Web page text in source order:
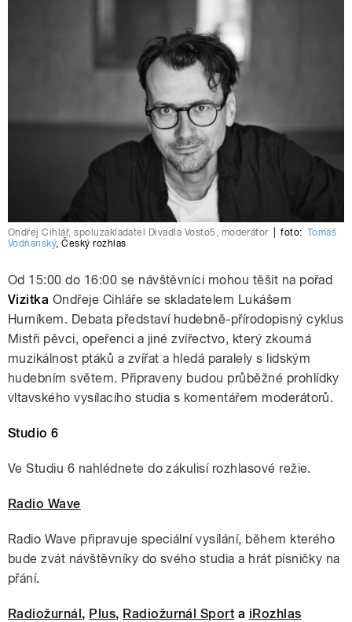
Ondřej Cihlář, spoluzakladatel Divadla Vosto5, moderátor foto: Tomáš
Vodňanský,Český rozhlas
Od 15:00 do 16:00 se návštěvníci mohou těšit na pořad
Vizitka Ondřeje Cihláře se skladatelem Lukášem
Hurníkem. Debata představí hudebně-přírodopisný cyklus
Mistři pěvci, opeřenci a jiné zvířectvo, který zkoumá
muzikálnost ptáků a zvířat a hledá paralely s lidským
hudebním světem. Připraveny budou průběžné prohlídky
vltavského vysílacího studia s komentářem moderátorů.
Studio 6
Ve Studiu 6 nahlédnete do zákulisí rozhlasové režie.
Radio Wave
Radio Wave připravuje speciální vysílání, během kterého
bude zvát návštěvníky do svého studia a hrát písničky na
přání.
Radiožurnál, Plus, Radiožurnál Sport a iRozhlas